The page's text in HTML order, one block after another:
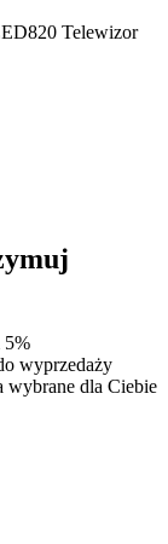
Telewizor
5%
wyprzedaży
wybrane dla Ciebie